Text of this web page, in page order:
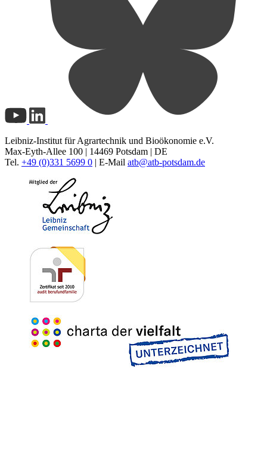
Leibniz-Institut für Agrartechnik und Bioökonomie e.V.
Max-Eyth-Allee 100 | 14469 Potsdam | DE
Tel. +49 (0)331 5699 0 | E-Mail atb@atb-potsdam.de